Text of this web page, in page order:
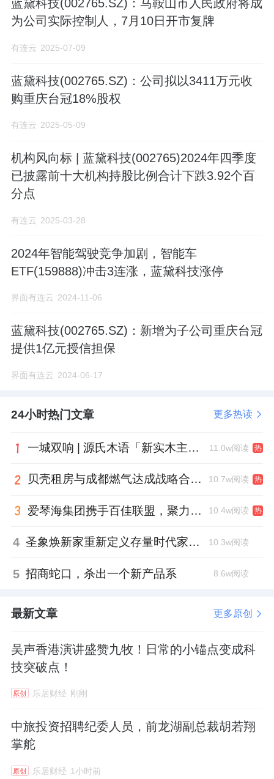
蓝黛科技(002765.SZ)：马鞍山市人民政府将成
为公司实际控制人，7月10日开市复牌
有连云 2025-07-09
蓝黛科技(002765.SZ)：公司拟以3411万元收
购重庆台冠18%股权
有连云 2025-05-09
机构风向标 | 蓝黛科技(002765)2024年四季度
已披露前十大机构持股比例合计下跌3.92个百
分点
有连云 2025-03-28
2024年智能驾驶竞争加剧，智能车
ETF(159888)冲击3连涨，蓝黛科技涨停
界面有连云 2024-11-06
蓝黛科技(002765.SZ)：新增为子公司重庆台冠
提供1亿元授信担保
界面有连云 2024-06-17
24小时热门文章 更多热读
一城双响 | 源氏木语「新实木主义——黑标生活提案」发布会落地天津，黑标旗舰店盛大启幕 11.0w阅读 热
贝壳租房与成都燃气达成战略合作 打通安全巡检“最后一米” 10.7w阅读 热
爱琴海集团携手百佳联盟，聚力共拓存量商业新赛道 10.4w阅读 热
4 圣象焕新家重新定义存量时代家居升级逻辑，筑牢说换就换的底气！ 10.3w阅读
5 招商蛇口，杀出一个新产品系 8.6w阅读
最新文章 更多原创
吴声香港演讲盛赞九牧！日常的小锚点变成科
技突破点！
原创 乐居财经 刚刚
中旅投资招聘纪委人员，前龙湖副总裁胡若翔
掌舵
原创 乐居财经 1小时前